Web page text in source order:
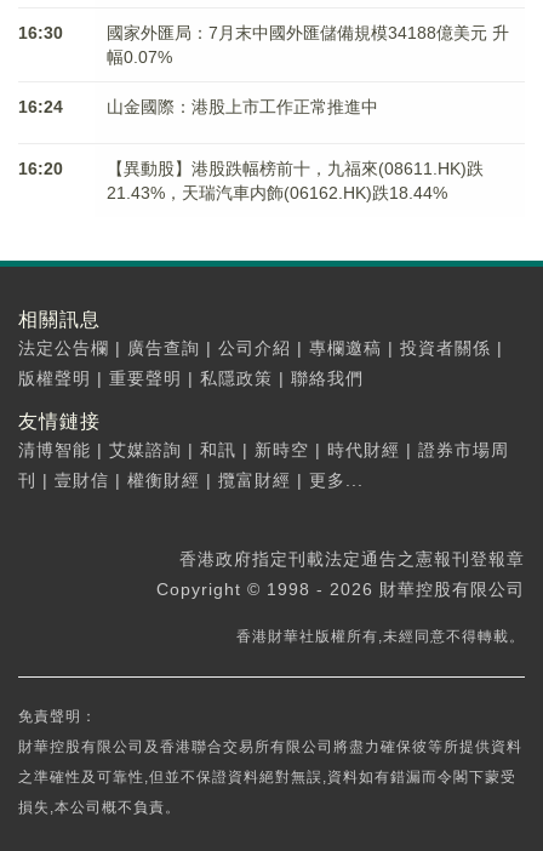
16:30
國家外匯局：7月末中國外匯儲備規模34188億美元 升
幅0.07%
16:24 山金國際：港股上市工作正常推進中
16:20
【異動股】港股跌幅榜前十，九福來(08611.HK)跌
21.43%，天瑞汽車内飾(06162.HK)跌18.44%
相關訊息
法定公告欄 | 廣告查詢 | 公司介紹 | 專欄邀稿 | 投資者關係 |
版權聲明 | 重要聲明 | 私隱政策 | 聯絡我們
友情鏈接
清博智能 | 艾媒諮詢 | 和訊 | 新時空 | 時代財經 | 證券市場周
刊
| 壹財信 | 權衡財經 | 攬富財經 | 更多...
香港政府指定刊載法定通告之憲報刊登報章
Copyright © 1998 - 2026 財華控股有限公司
香港財華社版權所有,未經同意不得轉載。
免責聲明：
財華控股有限公司及香港聯合交易所有限公司將盡力確保彼等所提供資料
之準確性及可靠性,但並不保證資料絕對無誤,資料如有錯漏而令閣下蒙受
損失,本公司概不負責。